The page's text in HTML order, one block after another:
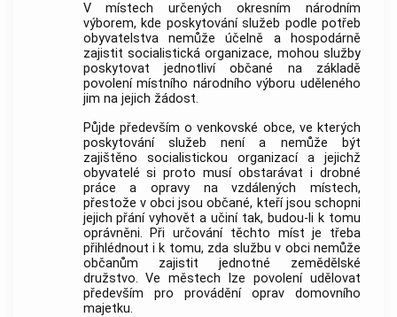
V místech určených okresním národním
výborem, kde poskytování služeb podle potřeb
obyvatelstva nemůže účelně a hospodárně
zajistit socialistická organizace, mohou služby
poskytovat jednotliví občané na základě
povolení místního národního výboru uděleného
jim na jejich žádost.
Půjde především o venkovské obce, ve kterých
poskytování služeb není a nemůže být
zajištěno socialistickou organizací a jejichž
obyvatelé si proto musí obstarávat i drobné
práce a opravy na vzdálených místech,
přestože v obci jsou občané, kteří jsou schopni
jejich přání vyhovět a učiní tak, budou-li k tomu
oprávněni. Při určování těchto míst je třeba
přihlédnout i k tomu, zda službu v obci nemůže
občanům zajistit jednotné zemědělské
družstvo. Ve městech lze povolení udělovat
především pro provádění oprav domovního
majetku.